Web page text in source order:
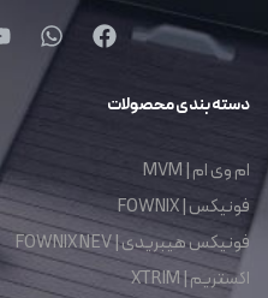
دسته بندی محصولات
ام وی ام | MVM
فونیکس | FOWNIX
فونیکس هیبریدی | FOWNIX NEV
اکستریم | XTRIM